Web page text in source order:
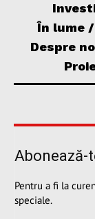
În lume /
Despre
Abonează-
Pentru a fi la
speciale.